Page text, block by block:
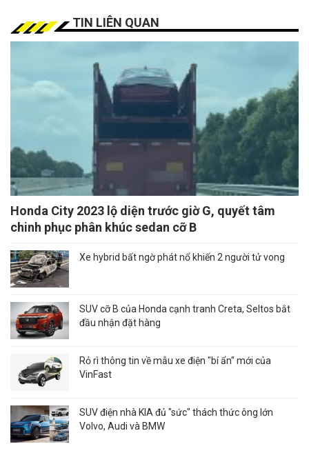
TIN LIÊN QUAN
Honda City 2023 lộ diện trước giờ G, quyết tâm
chinh phục phân khúc sedan cỡ B
Xe hybrid bất ngờ phát nổ khiến 2 người tử vong
SUV cỡ B của Honda cạnh tranh Creta, Seltos bắt
đầu nhận đặt hàng
Rỏ rì thông tin về mẫu xe điện "bí ẩn" mới của
VinFast
SUV điện nhà KIA đủ "sức" thách thức ông lớn
Volvo, Audi và BMW